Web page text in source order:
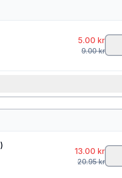
5.00 kr
9.00kr
)
13.00 kr
20.95kr